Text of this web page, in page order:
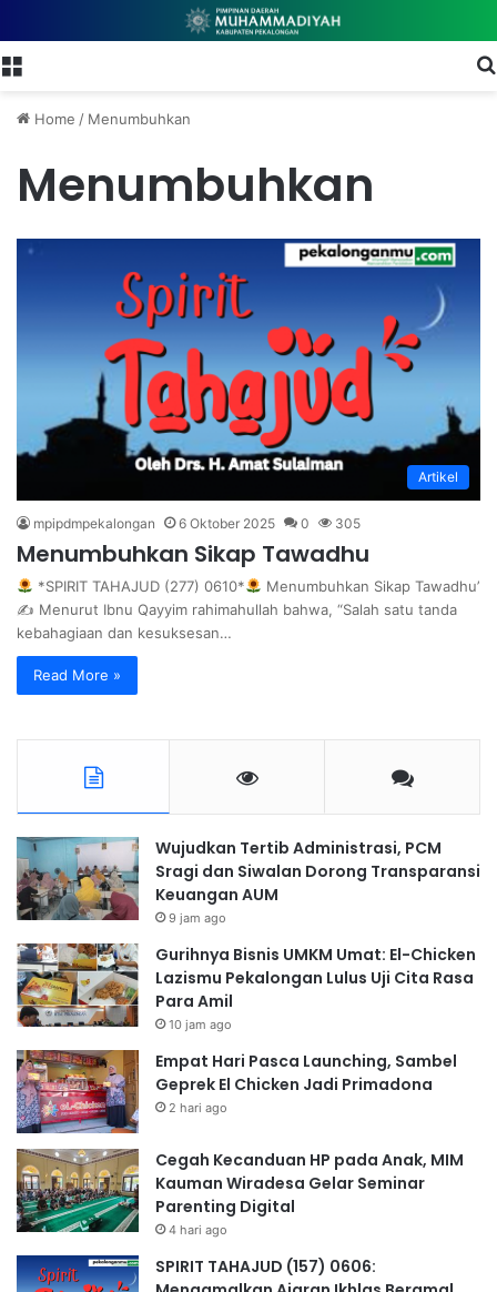
Home / Menumbuhkan
Menumbuhkan
Artikel
mpipdmpekalongan 6 Oktober 2025 0 305
Menumbuhkan Sikap Tawadhu
*SPIRIT TAHAJUD (277) 0610*
Menumbuhkan Sikap Tawadhu’
✍ Menurut Ibnu Qayyim rahimahullah bahwa, “Salah satu tanda
kebahagiaan dan kesuksesan…
Read More »
Wujudkan Tertib Administrasi, PCM
Sragi dan Siwalan Dorong Transparansi
Keuangan AUM
9 jam ago
Gurihnya Bisnis UMKM Umat: El-Chicken
Lazismu Pekalongan Lulus Uji Cita Rasa
Para Amil
10 jam ago
Empat Hari Pasca Launching, Sambel
Geprek El Chicken Jadi Primadona
2 hari ago
Cegah Kecanduan HP pada Anak, MIM
Kauman Wiradesa Gelar Seminar
Parenting Digital
4 hari ago
SPIRIT TAHAJUD (157) 0606: